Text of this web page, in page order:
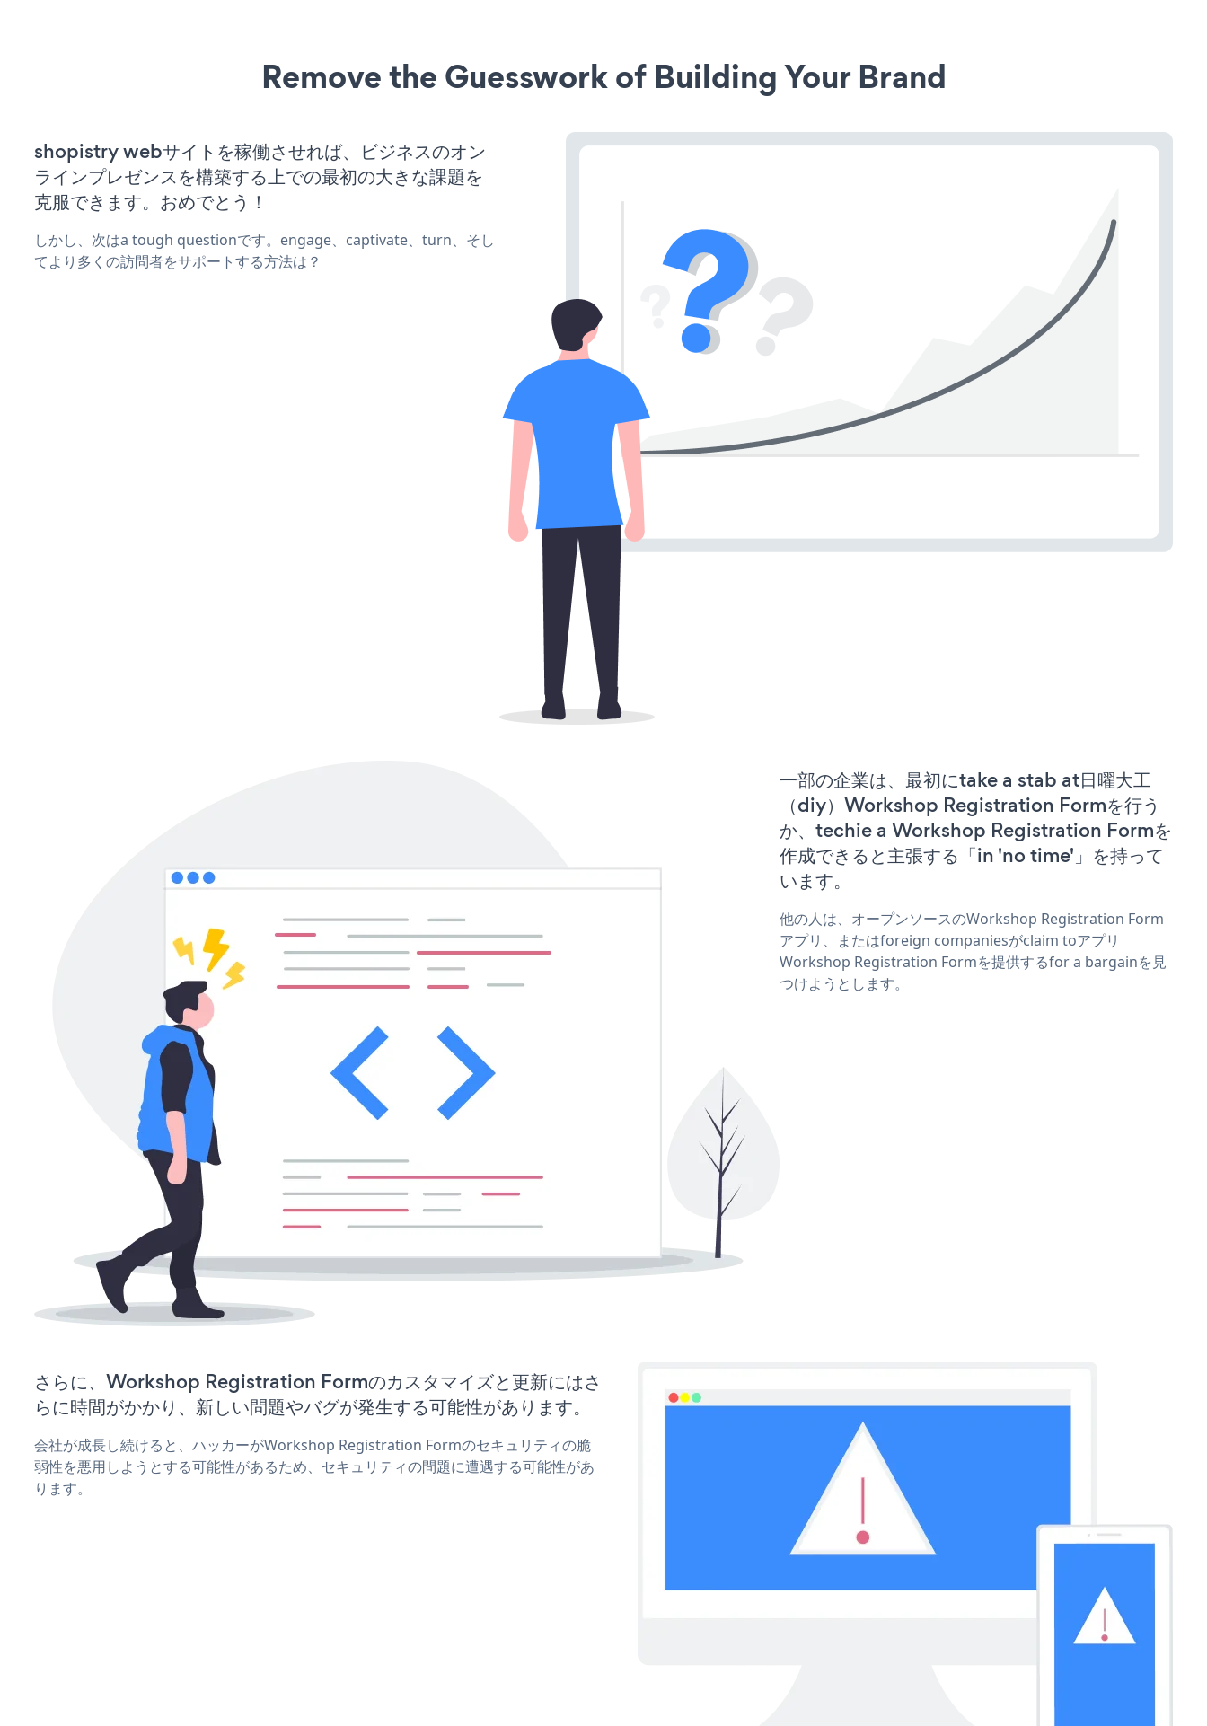
Remove the Guesswork of Building Your Brand
shopistry webサイトを稼働させれば、ビジネスのオン
ラインプレゼンスを構築する上での最初の大きな課題を
克服できます。おめでとう！
しかし、次はa tough questionです。engage、captivate、turn、そし
てより多くの訪問者をサポートする方法は？
一部の企業は、最初にtake a stab at日曜大工
（diy）Workshop Registration Formを行う
か、techie a Workshop Registration Formを
作成できると主張する「in 'no time'」を持って
います。
他の人は、オープンソースのWorkshop Registration Form
アプリ、またはforeign companiesがclaim toアプリ
Workshop Registration Formを提供するfor a bargainを見
つけようとします。
さらに、Workshop Registration Formのカスタマイズと更新にはさ
らに時間がかかり、新しい問題やバグが発生する可能性があります。
会社が成長し続けると、ハッカーがWorkshop Registration Formのセキュリティの脆
弱性を悪用しようとする可能性があるため、セキュリティの問題に遭遇する可能性があ
ります。